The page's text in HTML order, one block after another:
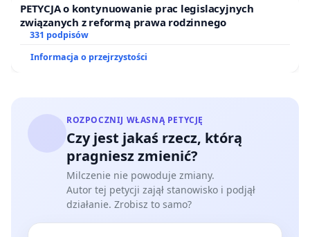
PETYCJA o kontynuowanie prac legislacyjnych
związanych z reformą prawa rodzinnego
331 podpisów
Informacja o przejrzystości
ROZPOCZNIJ WŁASNĄ PETYCJĘ
Czy jest jakaś rzecz, którą
pragniesz zmienić?
Milczenie nie powoduje zmiany.
Autor tej petycji zajął stanowisko i podjął
działanie. Zrobisz to samo?